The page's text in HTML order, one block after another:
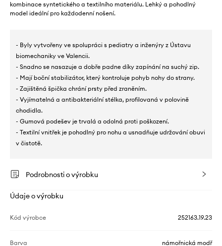
kombinace syntetického a textilního materiálu. Lehký a pohodlný
model ideální pro každodenní nošení.
- Byly vytvořeny ve spolupráci s pediatry a inženýry z Ústavu
biomechaniky ve Valencii.
- Snadno se nasazuje a dobře padne díky zapínání na suchý zip.
- Mají boční stabilizátor, který kontroluje pohyb nohy do strany.
- Zajištěná špička chrání prsty před zraněním.
- Vyjímatelná a antibakteriální stélka, profilovaná v polovině
chodidla.
- Gumová podešev je trvalá a odolná proti poškození.
- Textilní vnitřek je pohodlný pro nohu a usnadňuje udržování obuvi
v čistotě.
Podrobnosti o výrobku
Údaje o výrobku
Kód výrobce 252163.19.23
Barva námořnická modř